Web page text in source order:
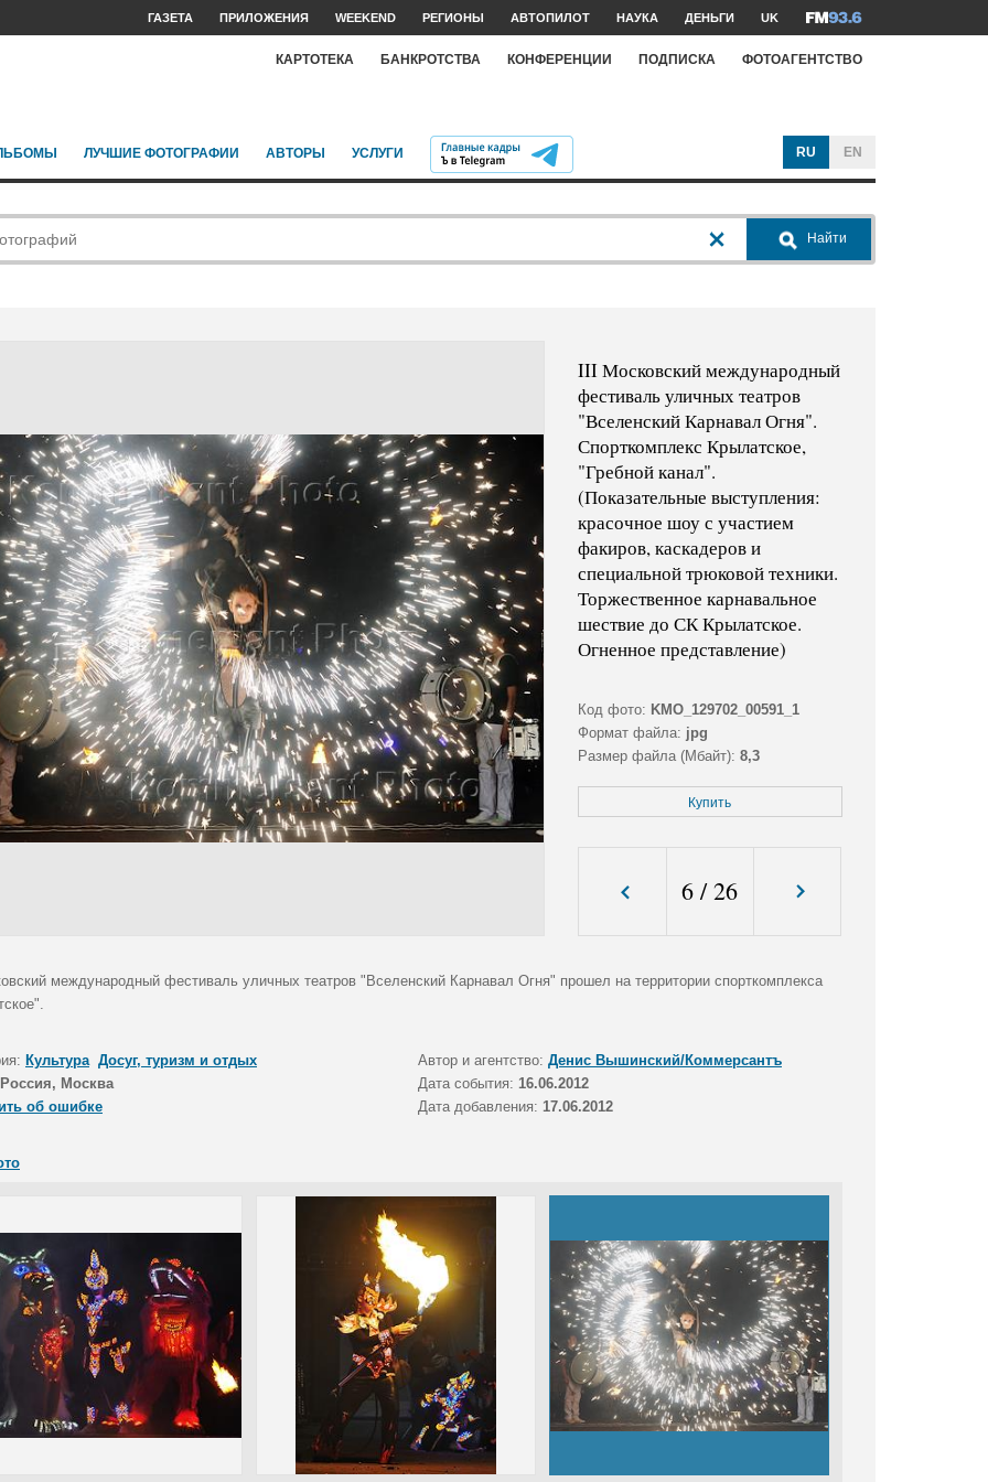
ГАЗЕТА ПРИЛОЖЕНИЯ WEEKEND РЕГИОНЫ АВТОПИЛОТ НАУКА ДЕНЬГИ UK
КАРТОТЕКА БАНКРОТСТВА КОНФЕРЕНЦИИ ПОДПИСКА ФОТОАГЕНТСТВО
ЛУЧШИЕ ФОТОГРАФИИ АВТОРЫ УСЛУГИ RU EN
Найти
III Московский международный
фестиваль уличных театров
"Вселенский Карнавал Огня".
Спорткомплекс Крылатское,
"Гребной канал".
(Показательные выступления:
красочное шоу с участием
факиров, каскадеров и
специальной трюковой техники.
Торжественное карнавальное
шествие до СК Крылатское.
Огненное представление)
Код фото: KMO_129702_00591_1
Формат файла: jpg
Размер файла (Мбайт): 8,3
Купить
6 /26
международный фестиваль уличных театров "Вселенский Карнавал Огня" прошел на территории спорткомплекса
Культура Досуг, туризм и отдых Автор и агентство: Денис Вышинский/Коммерсантъ
Россия, Москва Дата события: 16.06.2012
об ошибке
Дата добавления: 17.06.2012